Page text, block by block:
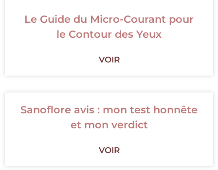
Le Guide du Micro-Courant pour
le Contour des Yeux
VOIR
Sanoflore avis : mon test honnête
et mon verdict
VOIR